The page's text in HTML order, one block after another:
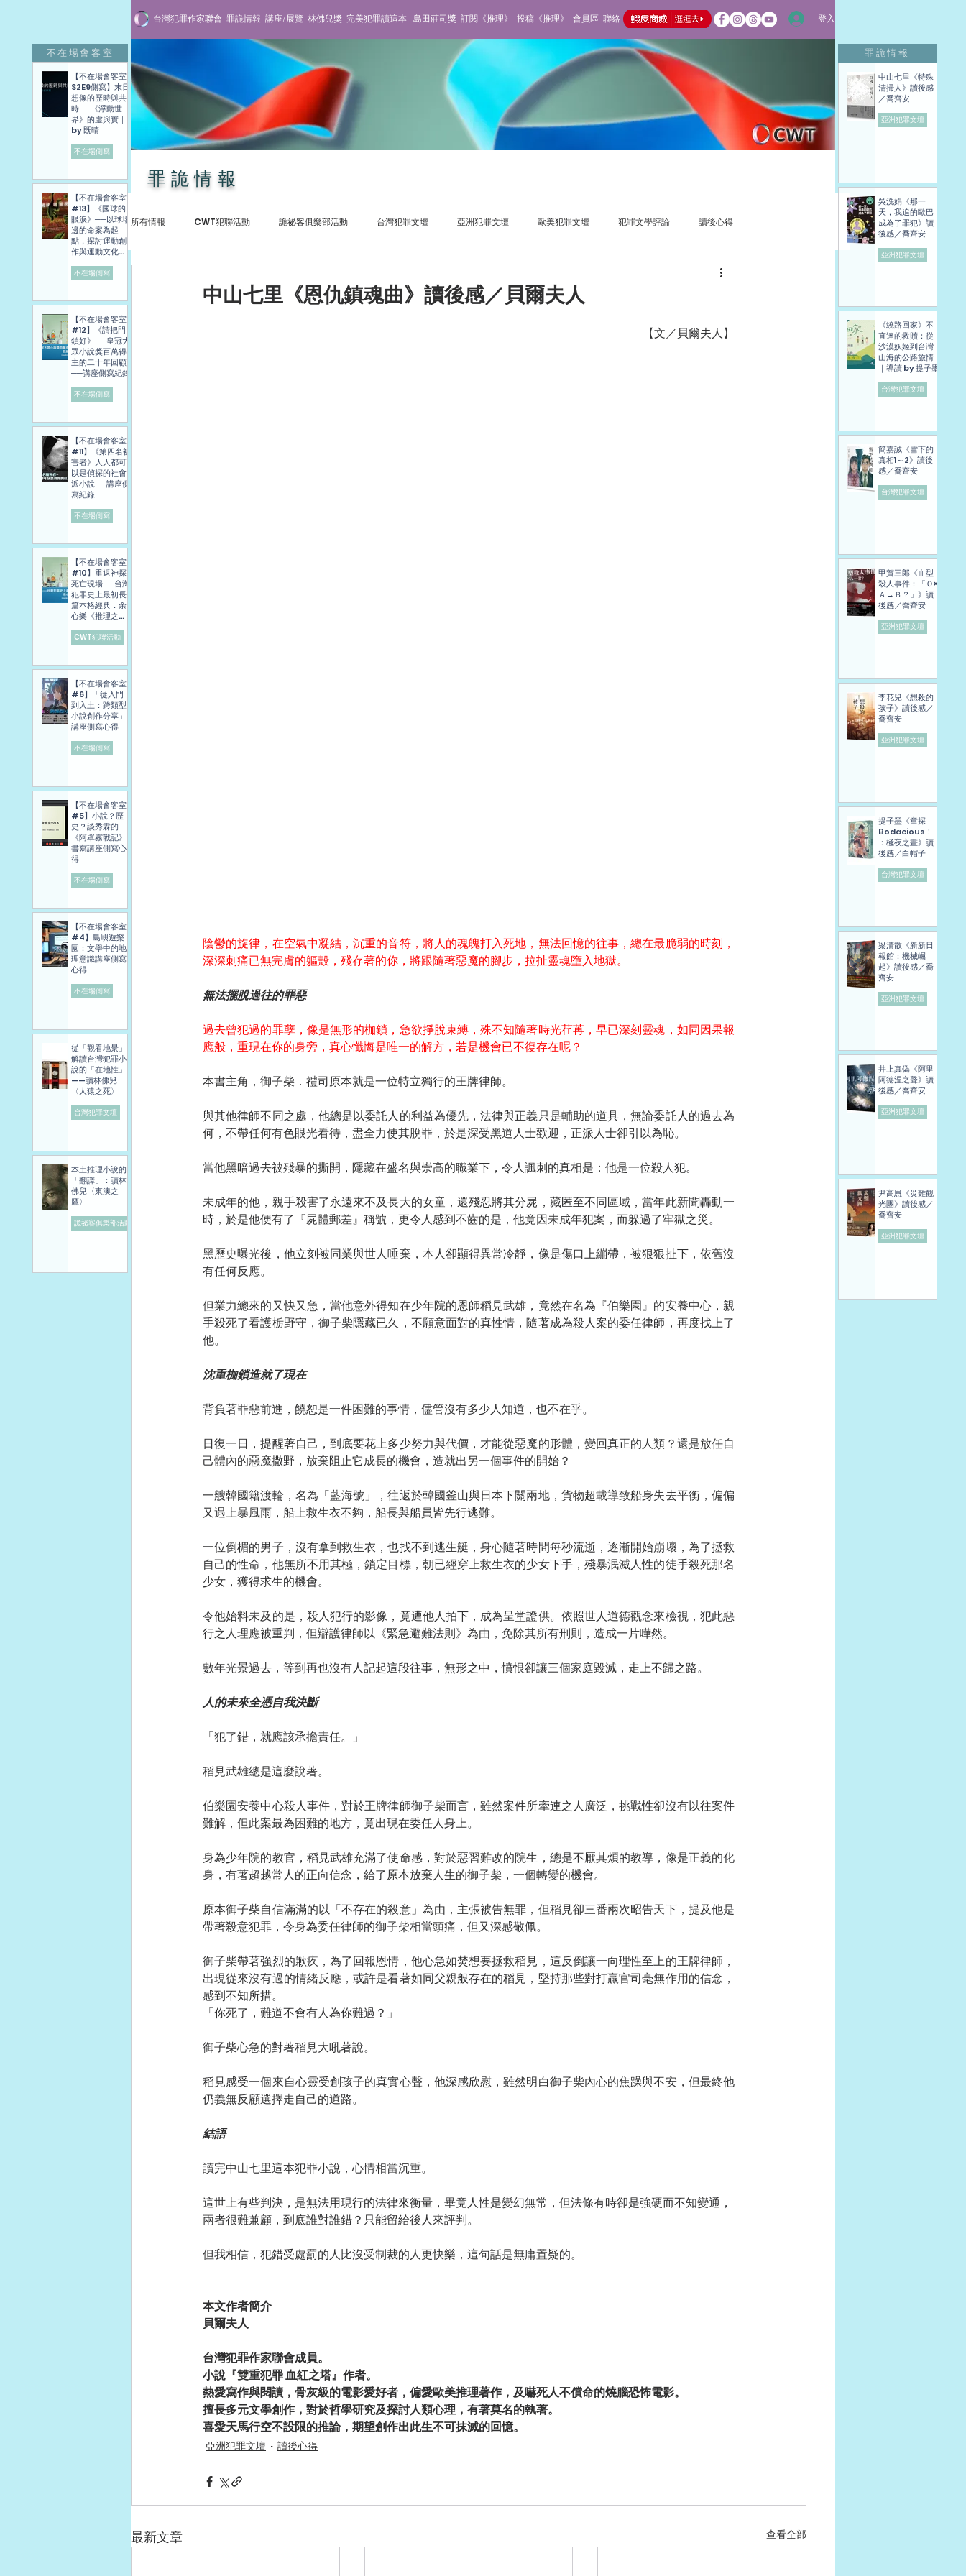
台灣犯罪作家聯會 罪詭情報 講座/展覽 林佛兒獎 完美犯罪讀這本! 島田莊司獎 訂閱《推理》 投稿《推理》 會員區 聯絡 登入
罪詭情報
所有情報 CWT犯聯活動 詭祕客俱樂部活動 台灣犯罪文壇 亞洲犯罪文壇 歐美犯罪文壇 犯罪文學評論 讀後心得
中山七里《恩仇鎮魂曲》讀後感／貝爾夫人
【文／貝爾夫人】
陰鬱的旋律，在空氣中凝結，沉重的音符，將人的魂魄打入死地，無法回憶的往事，總在最脆弱的時刻，
深深刺痛已無完膚的軀殼，殘存著的你，將跟隨著惡魔的腳步，拉扯靈魂墮入地獄。
無法擺脫過往的罪惡
過去曾犯過的罪孽，像是無形的枷鎖，急欲掙脫束縛，殊不知隨著時光荏苒，早已深刻靈魂，如同因果報
應般，重現在你的身旁，真心懺悔是唯一的解方，若是機會已不復存在呢？
本書主角，御子柴．禮司原本就是一位特立獨行的王牌律師。
與其他律師不同之處，他總是以委託人的利益為優先，法律與正義只是輔助的道具，無論委託人的過去為
何，不帶任何有色眼光看待，盡全力使其脫罪，於是深受黑道人士歡迎，正派人士卻引以為恥。
當他黑暗過去被殘暴的撕開，隱藏在盛名與崇高的職業下，令人諷刺的真相是：他是一位殺人犯。
未成年的他，親手殺害了永遠來不及長大的女童，還殘忍將其分屍，藏匿至不同區域，當年此新聞轟動一
時，於是他便有了『屍體郵差』稱號，更令人感到不齒的是，他竟因未成年犯案，而躲過了牢獄之災。
黑歷史曝光後，他立刻被同業與世人唾棄，本人卻顯得異常冷靜，像是傷口上繃帶，被狠狠扯下，依舊沒
有任何反應。
但業力總來的又快又急，當他意外得知在少年院的恩師稻見武雄，竟然在名為『伯樂園』的安養中心，親
手殺死了看護栃野守，御子柴隱藏已久，不願意面對的真性情，隨著成為殺人案的委任律師，再度找上了
他。
沈重枷鎖造就了現在
背負著罪惡前進，饒恕是一件困難的事情，儘管沒有多少人知道，也不在乎。
日復一日，提醒著自己，到底要花上多少努力與代價，才能從惡魔的形體，變回真正的人類？還是放任自
己體內的惡魔撒野，放棄阻止它成長的機會，造就出另一個事件的開始？
一艘韓國籍渡輪，名為「藍海號」，往返於韓國釜山與日本下關兩地，貨物超載導致船身失去平衡，偏偏
又遇上暴風雨，船上救生衣不夠，船長與船員皆先行逃難。
一位倒楣的男子，沒有拿到救生衣，也找不到逃生艇，身心隨著時間每秒流逝，逐漸開始崩壞，為了拯救
自己的性命，他無所不用其極，鎖定目標，朝已經穿上救生衣的少女下手，殘暴泯滅人性的徒手殺死那名
少女，獲得求生的機會。
令他始料未及的是，殺人犯行的影像，竟遭他人拍下，成為呈堂證供。依照世人道德觀念來檢視，犯此惡
行之人理應被重判，但辯護律師以《緊急避難法則》為由，免除其所有刑則，造成一片嘩然。
數年光景過去，等到再也沒有人記起這段往事，無形之中，憤恨卻讓三個家庭毀滅，走上不歸之路。
人的未來全憑自我決斷
「犯了錯，就應該承擔責任。」
稻見武雄總是這麼說著。
伯樂園安養中心殺人事件，對於王牌律師御子柴而言，雖然案件所牽連之人廣泛，挑戰性卻沒有以往案件
難解，但此案最為困難的地方，竟出現在委任人身上。
身為少年院的教官，稻見武雄充滿了使命感，對於惡習難改的院生，總是不厭其煩的教導，像是正義的化
身，有著超越常人的正向信念，給了原本放棄人生的御子柴，一個轉變的機會。
原本御子柴自信滿滿的以「不存在的殺意」為由，主張被告無罪，但稻見卻三番兩次昭告天下，提及他是
帶著殺意犯罪，令身為委任律師的御子柴相當頭痛，但又深感敬佩。
御子柴帶著強烈的歉疚，為了回報恩情，他心急如焚想要拯救稻見，這反倒讓一向理性至上的王牌律師，
出現從來沒有過的情緒反應，或許是看著如同父親般存在的稻見，堅持那些對打贏官司毫無作用的信念，
感到不知所措。
「你死了，難道不會有人為你難過？」
御子柴心急的對著稻見大吼著說。
稻見感受一個來自心靈受創孩子的真實心聲，他深感欣慰，雖然明白御子柴內心的焦躁與不安，但最終他
仍義無反顧選擇走自己的道路。
結語
讀完中山七里這本犯罪小說，心情相當沉重。
這世上有些判決，是無法用現行的法律來衡量，畢竟人性是變幻無常，但法條有時卻是強硬而不知變通，
兩者很難兼顧，到底誰對誰錯？只能留給後人來評判。
但我相信，犯錯受處罰的人比沒受制裁的人更快樂，這句話是無庸置疑的。
本文作者簡介
貝爾夫人
台灣犯罪作家聯會成員。
小說『雙重犯罪 血紅之塔』作者。
熱愛寫作與閱讀，骨灰級的電影愛好者，偏愛歐美推理著作，及嚇死人不償命的燒腦恐怖電影。
擅長多元文學創作，對於哲學研究及探討人類心理，有著莫名的執著。
喜愛天馬行空不設限的推論，期望創作出此生不可抹滅的回憶。
亞洲犯罪文壇 讀後心得
最新文章 查看全部
罪詭情報
不在場會客室
【不在場會客室
S2E9側寫】末日
想像的歷時與共
時──《浮動世
界》的虛與實｜
by 既晴
不在場側寫
【不在場會客室
#13】《國球的
眼淚》──以球場
邊的命案為起
點，探討運動創
作與運動文化發
寫紀錄
不在場側寫
【不在場會客室
#12】《請把門
鎖好》──皇冠大
眾小說獎百萬得
主的二十年回顧
──講座側寫紀錄
不在場側寫
【不在場會客室
#11】《第四名被
害者》人人都可
以是偵探的社會
派小說──講座側
寫紀錄
不在場側寫
【不在場會客室
#10】重返神探
死亡現場──台灣
犯罪史上最初長
篇本格經典．余
心樂《推理之
導
CWT犯聯活動
【不在場會客室
#6】「從入門
到入土：跨類型
小說創作分享」
講座側寫心得
不在場側寫
【不在場會客室
#5】小說？歷
史？談秀霖的
《阿罩霧戰記》
書寫講座側寫心
得
不在場側寫
【不在場會客室
#4】島嶼遊樂
園：文學中的地
理意識講座側寫
心得
不在場側寫
從「觀看地景」
解讀台灣犯罪小
說的「在地性」
——讀林佛兒
〈人猿之死〉
台灣犯罪文壇
本土推理小說的
「翻譯」：讀林
佛兒〈東澳之
鷹〉
詭祕客俱樂部活動
中山七里《特殊
清掃人》讀後感
／喬齊安
亞洲犯罪文壇
吳洗娟《那一
天，我追的歐巴
成為了罪犯》讀
後感／喬齊安
亞洲犯罪文壇
《繞路回家》不
直達的救贖：從
沙漠妖姬到台灣
山海的公路旅情
｜導讀 by 提子墨
台灣犯罪文壇
簡嘉誠《雪下的
真相1～2》讀後
感／喬齊安
台灣犯罪文壇
甲賀三郎《血型
殺人事件：「Ｏ×
Ａ→Ｂ？」》讀
後感／喬齊安
亞洲犯罪文壇
李花兒《想殺的
孩子》讀後感／
喬齊安
亞洲犯罪文壇
提子墨《童探
Bodacious！
：極夜之晝》讀
後感／白帽子
台灣犯罪文壇
梁清散《新新日
報館：機械崛
起》讀後感／喬
齊安
亞洲犯罪文壇
井上真偽《阿里
阿德涅之聲》讀
後感／喬齊安
亞洲犯罪文壇
尹高恩《災難觀
光團》讀後感／
喬齊安
亞洲犯罪文壇